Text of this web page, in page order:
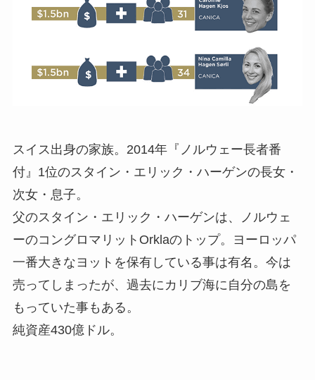
スイス出身の家族。2014年『ノルウェー長者番
付』1位のスタイン・エリック・ハーゲンの長女・
次女・息子。
父のスタイン・エリック・ハーゲンは、ノルウェ
ーのコングロマリットOrklaのトップ。ヨーロッパ
一番大きなヨットを保有している事は有名。今は
売ってしまったが、過去にカリブ海に自分の島を
もっていた事もある。
純資産430億ドル。